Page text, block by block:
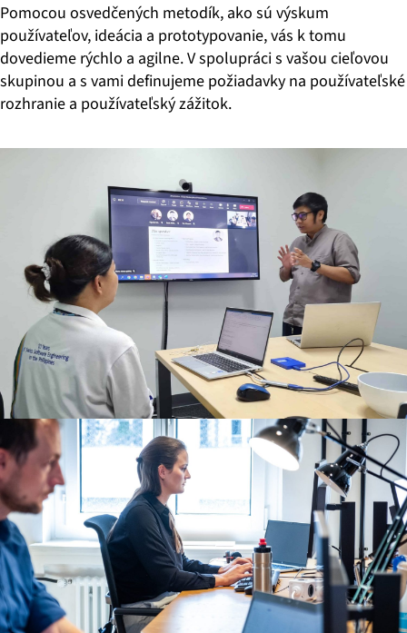
Pomocou osvedčených metodík, ako sú výskum
používateľov, ideácia a prototypovanie, vás k tomu
dovedieme rýchlo a agilne. V spolupráci s vašou cieľovou
skupinou a s vami definujeme požiadavky na používateľské
rozhranie a používateľský zážitok.